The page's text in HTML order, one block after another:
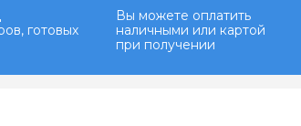
готовых
Вы можете оплатить
наличными или картой
при получении